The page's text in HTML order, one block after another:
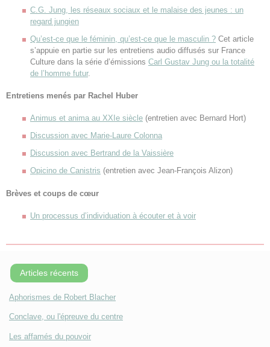
C.G. Jung, les réseaux sociaux et le malaise des jeunes : un
regard jungien
Qu’est-ce que le féminin, qu’est-ce que le masculin ? Cet article
s’appuie en partie sur les entretiens audio diffusés sur France
Culture dans la série d’émissions Carl Gustav Jung ou la totalité
de l’homme futur.
Entretiens menés par Rachel Huber
Animus et anima au XXIe siècle (entretien avec Bernard Hort)
Discussion avec Marie-Laure Colonna
Discussion avec Bertrand de la Vaissière
Opicino de Canistris (entretien avec Jean-François Alizon)
Brèves et coups de cœur
Un processus d’individuation à écouter et à voir
Articles récents
Aphorismes de Robert Blacher
Conclave, ou l'épreuve du centre
Les affamés du pouvoir